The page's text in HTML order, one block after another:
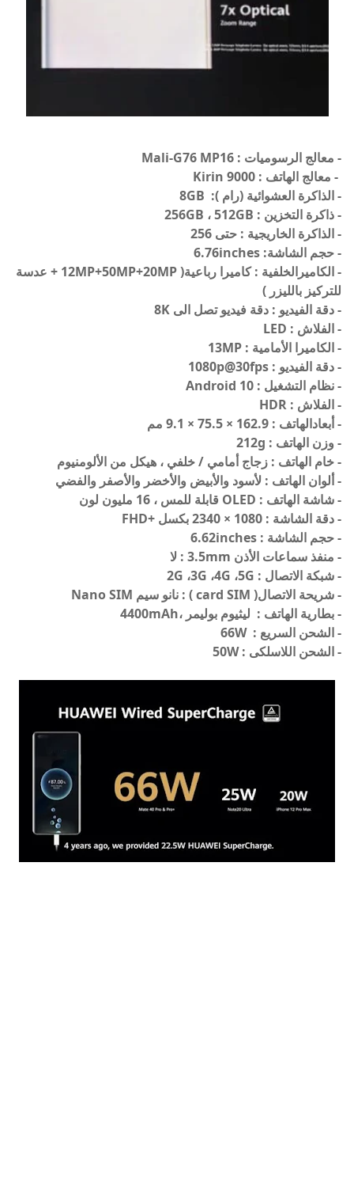
- معالج الرسوميات : Mali-G76 MP16
- معالج الهاتف : Kirin 9000
- الذاكرة العشوائية (رام ): 8GB
- ذاكرة التخزين : 256GB ، 512GB
- الذاكرة الخاريجية : حتى 256
- حجم الشاشة:
6.76inches
- الكاميرالخلفية :كاميرا رباعية(
عدسة
للتركيز بالليزر )
- دقة الفيديو : دقة فيديو تصل الى 8K
- الفلاش : LED
- الكاميرا الأمامية : 13MP
- دقة الفيديو : 1080p@30fps
- نظام التشغيل : Android 10
- الفلاش : HDR
- أبعادالهاتف : 162.9
×
75.5
×
9.1 مم
- وزن الهاتف :
212g
- خام الهاتف : زجاج أمامي / خلفي ، هيكل من الألومنيوم
- ألوان الهاتف : لأسود والأبيض والأخضر والأصفر والفضي
- شاشة الهاتف : OLED قابلة للمس ، 16 مليون لون
- دقة الشاشة : 1080 × 2340 بكسل
+FHD
-حجم الشاشة : 6.62inches
- منفذ سماعات الأذن 3.5mm : لا
- شبكة الاتصال : 2G ،3G ،4G ،5G
- شريحة الاتصال( card SIM ) :
نانو سيم Nano SIM
- بطارية الهاتف : ليثيوم بوليمر ،4400mAh
- الشحن السريع : 66W
-الشحن اللاسلكى : 50W